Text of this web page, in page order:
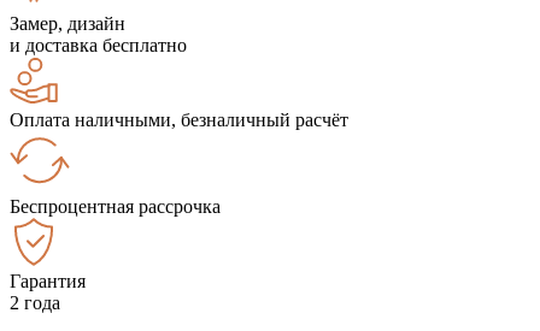
Замер, дизайн
и доставка бесплатно
Оплата наличными, безналичный расчёт
Беспроцентная рассрочка
Гарантия
2 года